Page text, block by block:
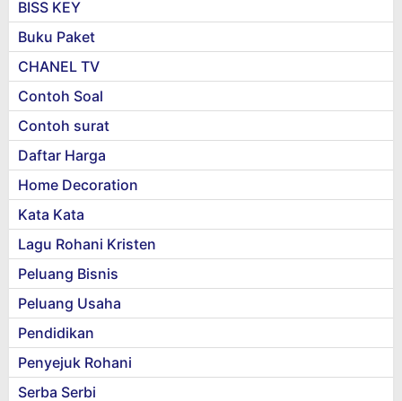
BISS KEY
Buku Paket
CHANEL TV
Contoh Soal
Contoh surat
Daftar Harga
Home Decoration
Kata Kata
Lagu Rohani Kristen
Peluang Bisnis
Peluang Usaha
Pendidikan
Penyejuk Rohani
Serba Serbi